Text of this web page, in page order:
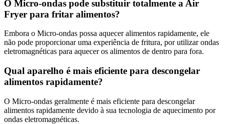
O Micro-ondas pode substituir totalmente a Air
Fryer para fritar alimentos?
Embora o Micro-ondas possa aquecer alimentos rapidamente, ele
não pode proporcionar uma experiência de fritura, por utilizar ondas
eletromagnéticas para aquecer os alimentos de dentro para fora.
Qual aparelho é mais eficiente para descongelar
alimentos rapidamente?
O Micro-ondas geralmente é mais eficiente para descongelar
alimentos rapidamente devido à sua tecnologia de aquecimento por
ondas eletromagnéticas.